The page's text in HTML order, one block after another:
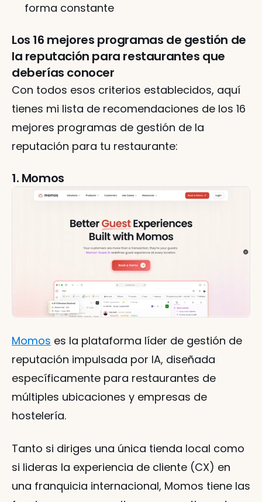
forma constante
Los 16 mejores programas de gestión de
la reputación para restaurantes que
deberías conocer
Con todos esos criterios establecidos, aquí
tienes mi lista de recomendaciones de los 16
mejores programas de gestión de la
reputación para tu restaurante:
1. Momos
Momos es la plataforma líder de gestión de
reputación impulsada por IA, diseñada
específicamente para restaurantes de
múltiples ubicaciones y empresas de
hostelería.
Tanto si diriges una única tienda local como
si lideras la experiencia de cliente (CX) en
una franquicia internacional, Momos tiene las